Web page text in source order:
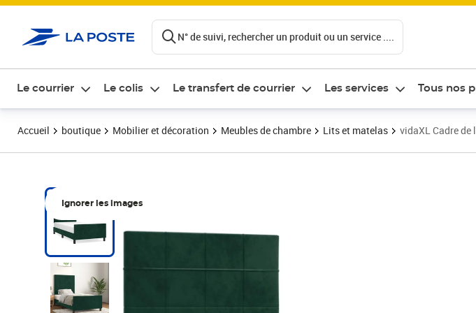
N° de suivi, rechercher un produit ou un service ....
Le courrier Le colis Le transfert de courrier Les services Tous nos
Accueil boutique Mobilier et décoration Meubles de chambre Lits et matelas vidaXL Cadre
Ignorer les images